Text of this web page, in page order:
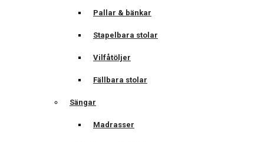
Pallar & bänkar
Stapelbara stolar
Vilfåtöljer
Fällbara stolar
Sängar
Madrasser